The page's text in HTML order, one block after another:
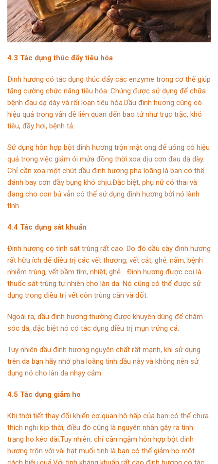
4.3 Tác dụng thúc đẩy tiêu hóa
Đinh hương có tác dụng thúc đẩy các enzyme trong cơ thể giúp
tăng cường chức năng tiêu hóa. Chúng được sử dụng để chữa
bệnh đau dạ dày và rối loạn tiêu hóa.Dầu đinh hương cũng có
hiệu quả trong vấn đề liên quan đến bao tử như trục trặc, khó
tiêu, đầy hơi, bệnh tả.
Sử dụng hỗn hợp bột đinh hương trộn mật ong để uống có hiệu
quả trong việc giảm ói mửa đồng thời xoa dịu cơn đau dạ dày.
Chỉ cần xoa một chút dầu đinh hương pha loãng là bạn có thể
đánh bay cơn đầy bụng khó chịu.Đặc biệt, phụ nữ có thai và
đang cho con bú vẫn có thể sử dụng đinh hương bởi nó lành
tính.
4.4 Tác dụng sát khuẩn
Đinh hương có tính sát trùng rất cao. Do đó dầu cây đinh hương
rất hữu ích để điều trị các vết thương, vết cắt, ghẻ, nấm, bệnh
nhiễm trùng, vết bầm tím, nhiệt, ghẻ… Đinh hương được coi là
thuốc sát trùng tự nhiên cho làn da. Nó cũng có thể được sử
dụng trong điều trị vết côn trùng cắn và đốt.
Ngoài ra, dầu đinh hương thường được khuyên dùng để chăm
sóc da, đặc biệt nó có tác dụng điều trị mụn trứng cá.
Tuy nhiên dầu đinh hương nguyên chất rất mạnh, khi sử dụng
trên da bạn hãy nhớ pha loãng tinh dầu này và không nên sử
dụng nó cho làn da nhạy cảm.
4.5 Tác dụng giảm ho
Khi thời tiết thay đổi khiến cơ quan hô hấp của bạn có thể chưa
thích nghi kịp thời, điều đó cũng là nguyên nhân gây ra tình
trạng ho kéo dài.Tuy nhiên, chỉ cần ngậm hỗn hợp bột đinh
hương trộn với vài hạt muối tinh là bạn có thể giảm ho một